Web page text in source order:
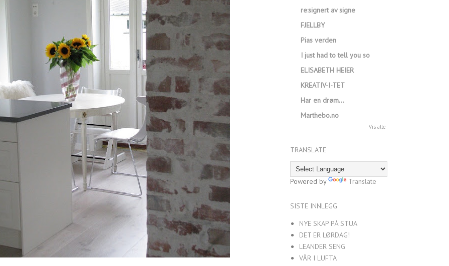
re:signert av signe
FJELLBY
Pias verden
I just had to tell you so
ELISABETH HEIER
KREATIV-I-TET
Har en drøm…
Marthebo.no
Vis alle
TRANSLATE
Powered by Translate
SISTE INNLEGG
NYE SKAP PÅ STUA
DET ER LØRDAG!
LEANDER SENG
VÅR I LUFTA